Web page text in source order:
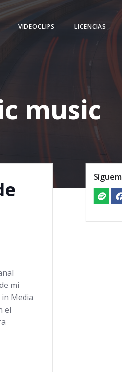
VIDEOCLIPS LICENCIAS
music
mi
Media
el